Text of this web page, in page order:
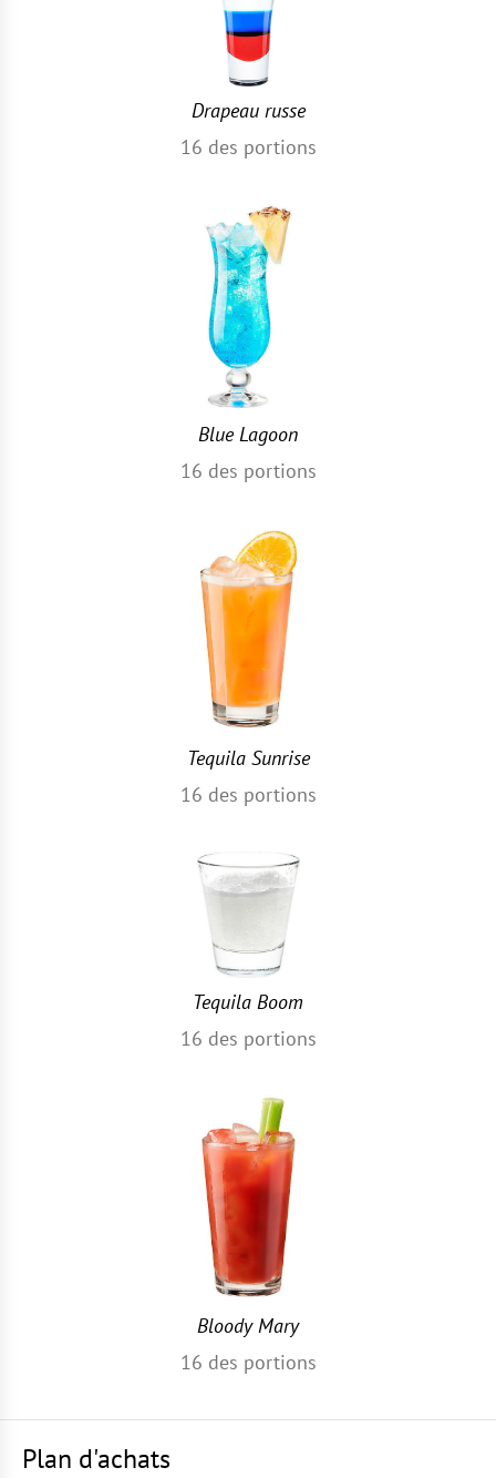
Drapeau russe
16 des portions
Blue Lagoon
16 des portions
Tequila Sunrise
16 des portions
Tequila Boom
16 des portions
Bloody Mary
16 des portions
Plan d'achats